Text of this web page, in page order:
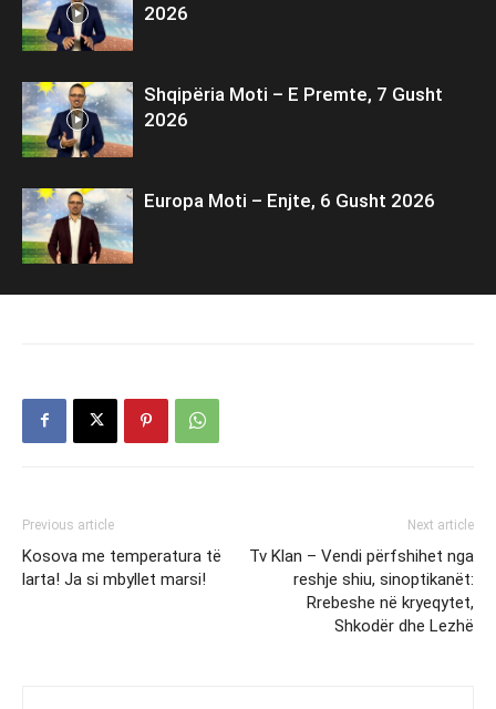
2026
Shqipëria Moti – E Premte, 7 Gusht
2026
Europa Moti – Enjte, 6 Gusht 2026
Previous article
Kosova me temperatura të
larta! Ja si mbyllet marsi!
Next article
Tv Klan – Vendi përfshihet nga
reshje shiu, sinoptikanët:
Rrebeshe në kryeqytet,
Shkodër dhe Lezhë